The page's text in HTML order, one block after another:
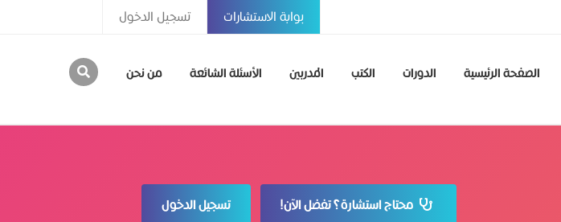
تسجيل الدخول بوابة الاستشارات
الصفحة الرئيسية الدورات الكتب المدربين الأسئلة الشائعة من نحن
محتاج استشارة؟ تفضل الآن! تسجيل الدخول